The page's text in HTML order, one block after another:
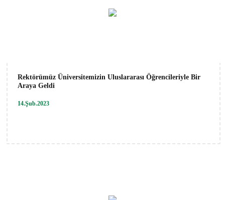
Rektörümüz Üniversitemizin Uluslararası Öğrencileriyle Bir
Araya Geldi
14.Şub.2023